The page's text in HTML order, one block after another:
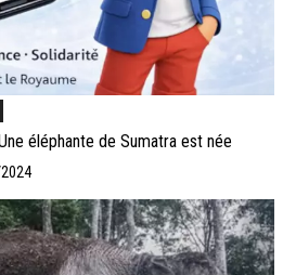
éléphante de Sumatra est née